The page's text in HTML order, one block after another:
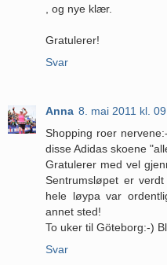
, og nye klær.
Gratulerer!
Svar
Anna 8. mai 2011 kl.
Shopping roer
disse Adidas skoene
Gratulerer med vel
Sentrumsløpet er
hele løypa var
annet sted!
To uker til Göteborg:-)
Svar